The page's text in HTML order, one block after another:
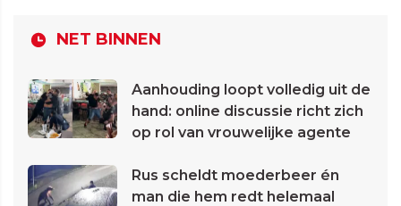
NET BINNEN
Aanhouding loopt volledig uit de
hand: online discussie richt zich
op rol van vrouwelijke agente
Rus scheldt moederbeer én
man die hem redt helemaal